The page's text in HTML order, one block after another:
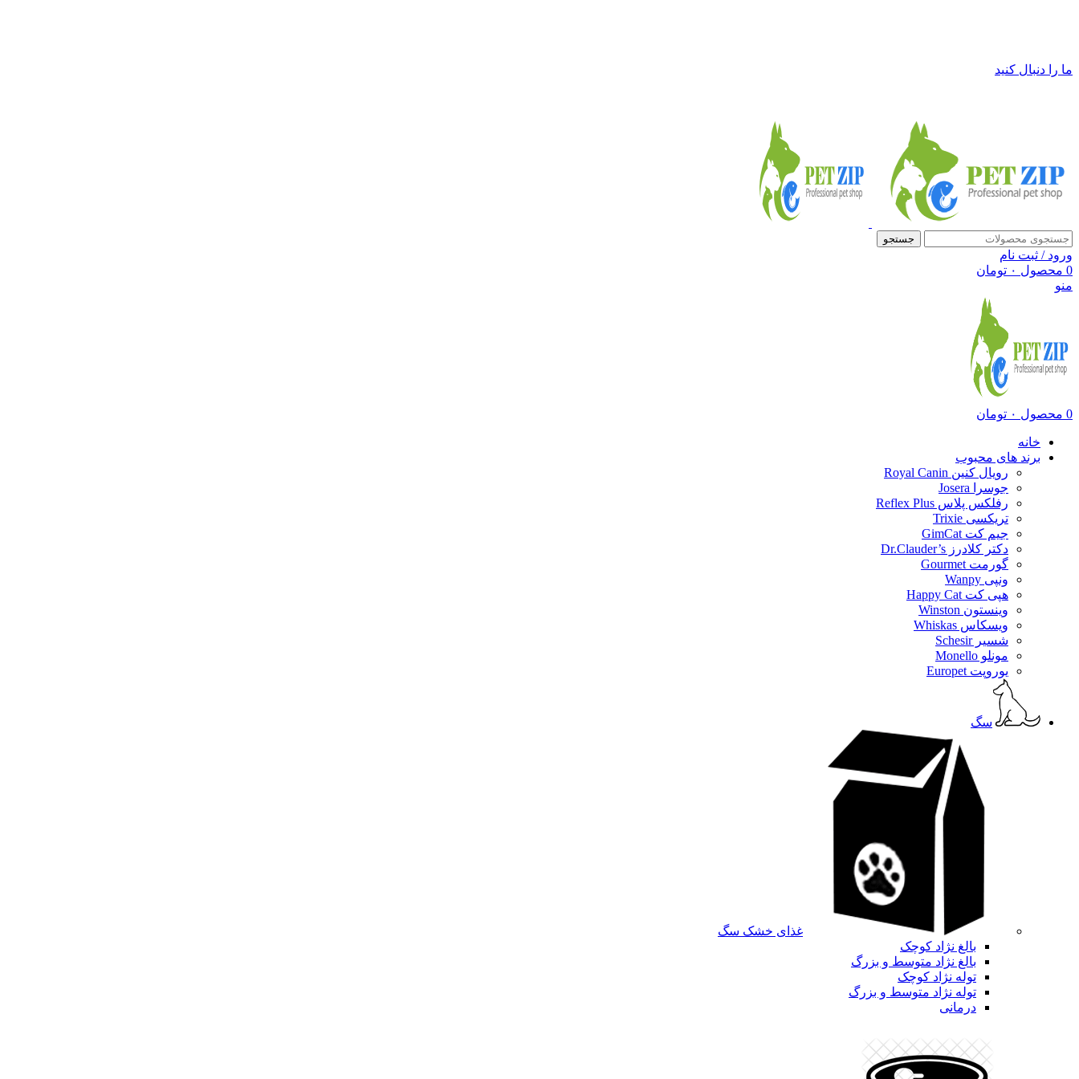
ما را دنبال کنید
جستجو
ورود / ثبت نام
0 محصول ۰ تومان
منو
0 محصول ۰ تومان
خانه
برند های محبوب
رویال کنین Royal Canin
جوسرا Josera
رفلکس پلاس Reflex Plus
تریکسی Trixie
جیم کت GimCat
دکتر کلادرز Dr.Clauder’s
گورمت Gourmet
ونپی Wanpy
هپی کت Happy Cat
وینستون Winston
ویسکاس Whiskas
شسیر Schesir
مونلو Monello
یوروپت Europet
سگ
غذای خشک سگ
بالغ نژاد کوچک
بالغ نژاد متوسط و بزرگ
توله نژاد کوچک
توله نژاد متوسط و بزرگ
درمانی